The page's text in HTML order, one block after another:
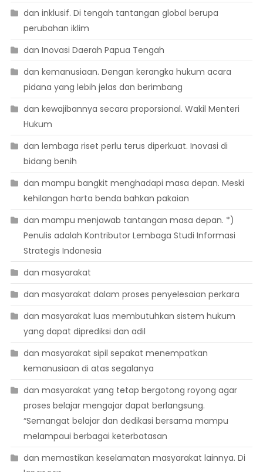
dan inklusif. Di tengah tantangan global berupa
perubahan iklim
dan Inovasi Daerah Papua Tengah
dan kemanusiaan. Dengan kerangka hukum acara
pidana yang lebih jelas dan berimbang
dan kewajibannya secara proporsional. Wakil Menteri
Hukum
dan lembaga riset perlu terus diperkuat. Inovasi di
bidang benih
dan mampu bangkit menghadapi masa depan. Meski
kehilangan harta benda bahkan pakaian
dan mampu menjawab tantangan masa depan. *)
Penulis adalah Kontributor Lembaga Studi Informasi
Strategis Indonesia
dan masyarakat
dan masyarakat dalam proses penyelesaian perkara
dan masyarakat luas membutuhkan sistem hukum
yang dapat diprediksi dan adil
dan masyarakat sipil sepakat menempatkan
kemanusiaan di atas segalanya
dan masyarakat yang tetap bergotong royong agar
proses belajar mengajar dapat berlangsung.
“Semangat belajar dan dedikasi bersama mampu
melampaui berbagai keterbatasan
dan memastikan keselamatan masyarakat lainnya. Di